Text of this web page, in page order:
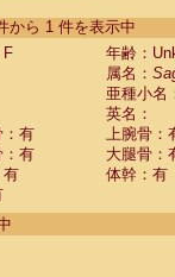
labiatus(0)
leucopus (0)
mystax
nigricollis (1)
oedipus
weddelli
spp.
から 1 件を表示中
F
年齢：
属名：
亜種小名
英名：
：有
上腕骨：
：有
大腿骨：
有
体幹：有